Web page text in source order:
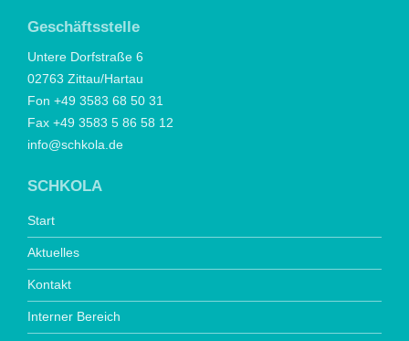
Geschäftsstelle
Untere Dorfstraße 6
02763 Zittau/Hartau
Fon +49 3583 68 50 31
Fax +49 3583 5 86 58 12
info@schkola.de
SCHKOLA
Start
Aktuelles
Kontakt
Interner Bereich